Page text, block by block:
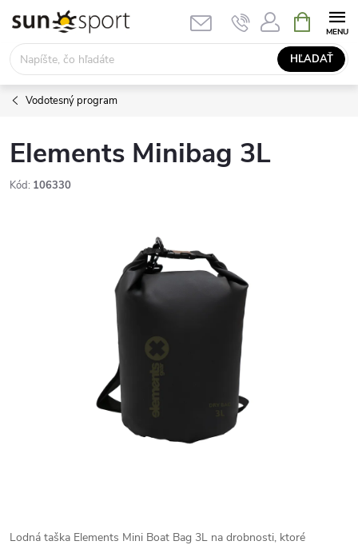
obsah
HĽADAŤ
KOŠÍK
Vodotesný program
Elements Minibag 3L
Kód: 106330
Lodná taška Elements Mini Boat Bag 3L na drobnosti, ktoré